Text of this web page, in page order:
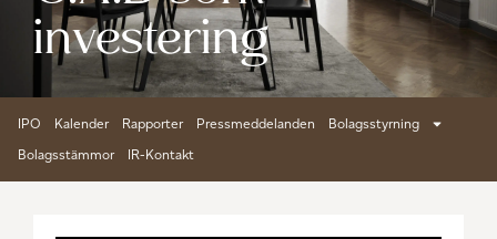
investering
IPO Kalender Rapporter Pressmeddelanden
Bolagsstyrning
Bolagsstämmor
IR-Kontakt